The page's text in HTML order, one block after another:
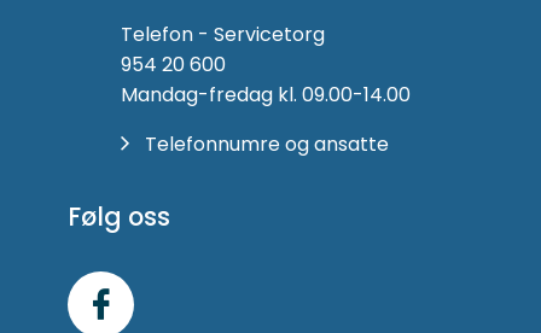
Telefon - Servicetorg
954 20 600
Mandag-fredag kl. 09.00-14.00
Telefonnumre og ansatte
Følg oss